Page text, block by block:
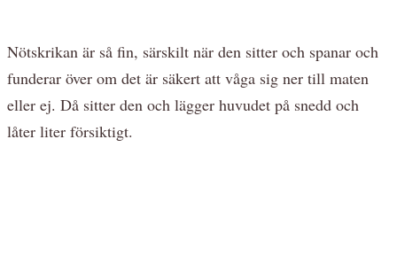
Nötskrikan är så fin, särskilt när den sitter och spanar och
funderar över om det är säkert att våga sig ner till maten
eller ej. Då sitter den och lägger huvudet på snedd och
låter liter försiktigt.